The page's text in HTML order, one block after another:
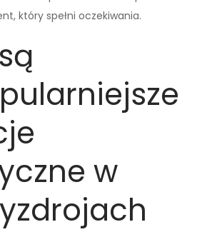
który spełni oczekiwania.
w